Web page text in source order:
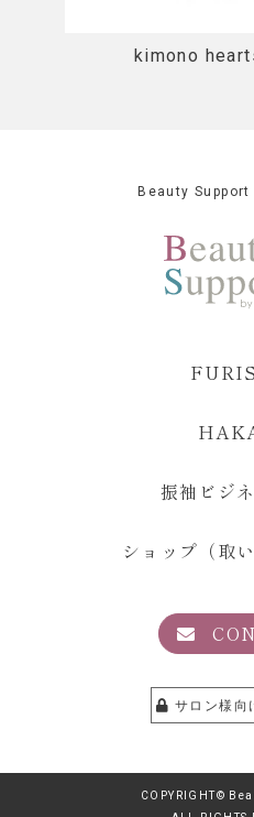
kimono
Beauty Support
振袖ビジ
ショップ（取
サロン様向
COPYRIGHT©